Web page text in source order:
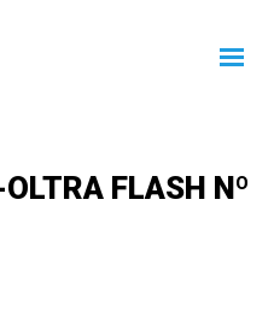
FLASH Nº